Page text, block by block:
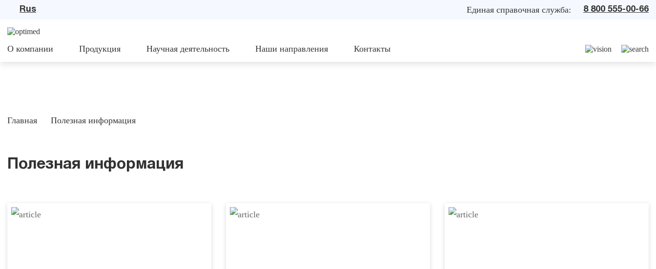
Rus Единая справочная служба: 8 800 555-00-66
О компании Продукция Научная деятельность Наши направления Контакты
Главная Полезная информация
Полезная информация